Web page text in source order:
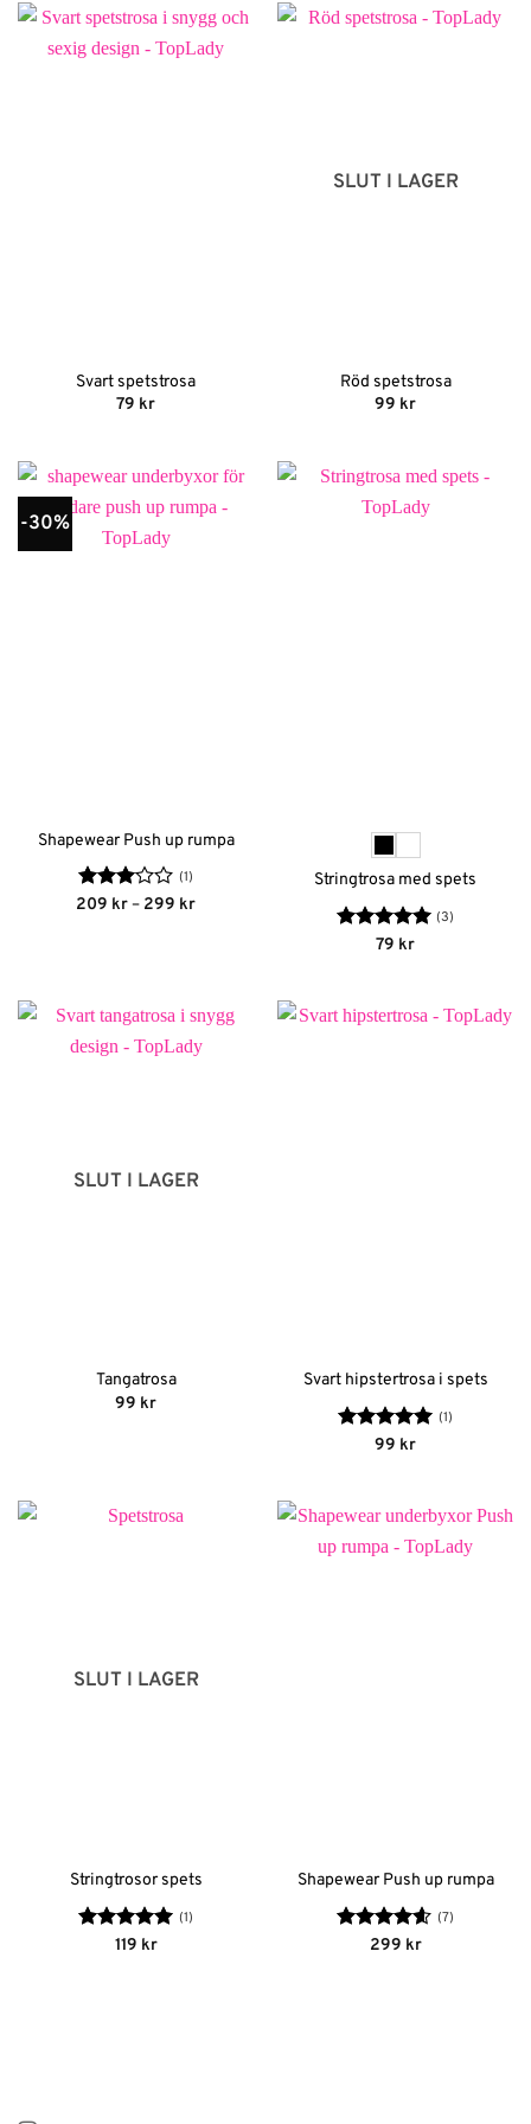
69 kr.48 kr.
Svart spetstrosa
79 kr
SLUT I LAGER
Röd spetstrosa
99 kr
-30%
Shapewear Push up rumpa
Betygsatt
(1)
209 kr– 299 krPrisintervall:
Stringtrosa med spets
Betygsatt
(3)
79 kr
SLUT I LAGER
Tangatrosa
99 kr
Svart hipstertrosa i spets
Betygsatt
(1)
99 kr
SLUT I LAGER
Stringtrosor spets
Betygsatt
(1)
119 kr
Shapewear Push up rumpa
Betygsatt
(7)
299 kr